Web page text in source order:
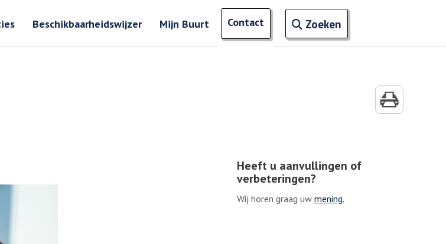
Beschikbaarheidswijzer Mijn Buurt Contact ZoekenOpen zoekveld
Zoeken naar ingevoerde termen
Heeft u aanvullingen of
verbeteringen?
Wij horen graag uw mening.